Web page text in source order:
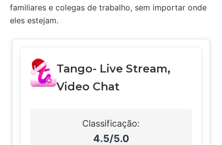
familiares e colegas de trabalho, sem importar onde
eles estejam.
Tango- Live Stream,
Video Chat
Classificação:
4.5/5.0